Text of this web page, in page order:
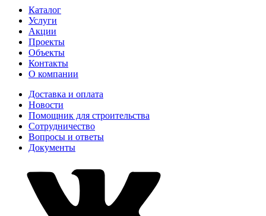
Каталог
Услуги
Акции
Проекты
Объекты
Контакты
О компании
Доставка и оплата
Новости
Помощник для строительства
Сотрудничество
Вопросы и ответы
Документы